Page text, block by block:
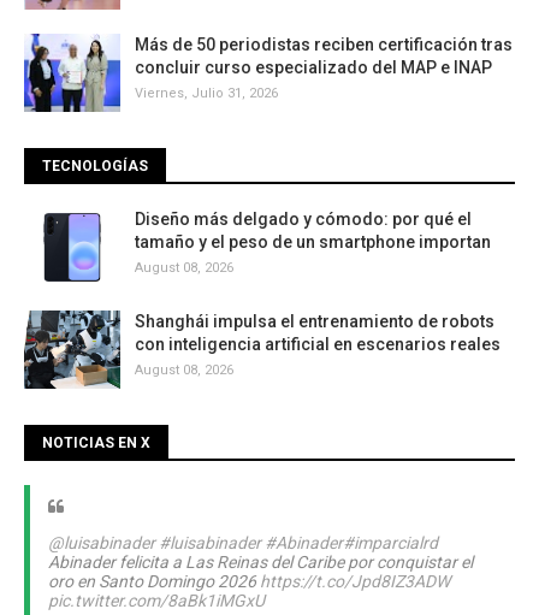
Más de 50 periodistas reciben certificación tras
concluir curso especializado del MAP e INAP
Viernes, Julio 31, 2026
TECNOLOGÍAS
Diseño más delgado y cómodo: por qué el
tamaño y el peso de un smartphone importan
August 08, 2026
Shanghái impulsa el entrenamiento de robots
con inteligencia artificial en escenarios reales
August 08, 2026
NOTICIAS EN X
@luisabinader #luisabinader #Abinader#imparcialrd
Abinader felicita a Las Reinas del Caribe por conquistar el
oro en Santo Domingo 2026 https://t.co/Jpd8IZ3ADW
pic.twitter.com/8aBk1iMGxU